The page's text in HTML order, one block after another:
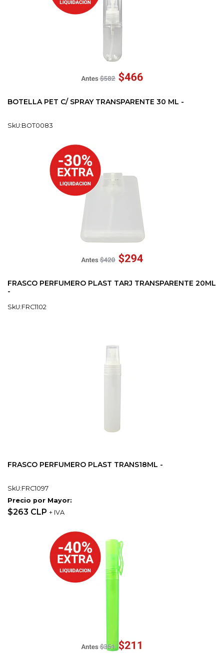
BOTELLA PET C/ SPRAY TRANSPARENTE 30 ML -
SkU:BOT0083
FRASCO PERFUMERO PLAST TARJ TRANSPARENTE 20ML
-
SkU:FRC1102
FRASCO PERFUMERO PLAST TRANS18ML -
SkU:FRC1097
Precio por Mayor:
$263 CLP + IVA